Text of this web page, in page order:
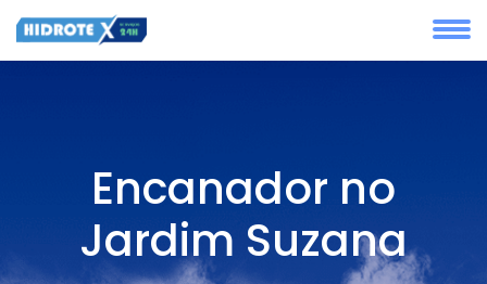
Encanador no
Jardim Suzana